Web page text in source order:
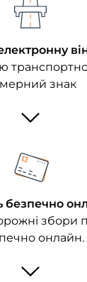
знак
безпечно
збори
онлайн.